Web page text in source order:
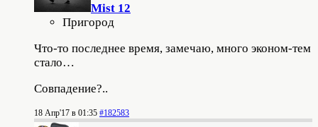
Mist 12
Пригород
Что-то последнее время, замечаю, много эконом-тем
стало…
Совпадение?..
18 Апр'17 в 01:35 #182583